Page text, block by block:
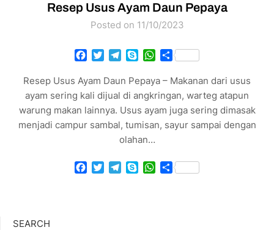
Resep Usus Ayam Daun Pepaya
Posted on 11/10/2023
Facebook
TwitterTelegram
SkypeWhatsApp
Share
Resep Usus Ayam Daun Pepaya – Makanan dari usus
ayam sering kali dijual di angkringan, warteg atapun
warung makan lainnya. Usus ayam juga sering dimasak
menjadi campur sambal, tumisan, sayur sampai dengan
olahan…
Facebook
TwitterTelegram
SkypeWhatsApp
Share
SEARCH